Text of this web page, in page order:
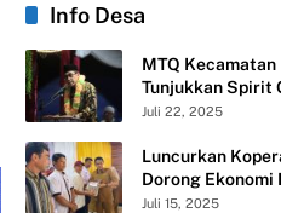
Info Desa
MTQ Kecamatan
Tunjukkan Spirit
Semangat
Juli 22, 2025
Luncurkan
Dorong
Desa Mandiri
Juli 15, 2025